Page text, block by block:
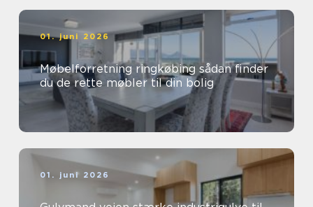
01. juni 2026
Møbelforretning ringkøbing sådan finder
du de rette møbler til din bolig
01. juni 2026